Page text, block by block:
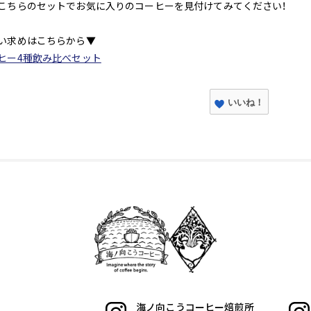
ちらのセットでお気に入りのコーヒーを見付けてみてください！
求めはこちらから▼
ー4種飲み比べセット
いいね！
海ノ向こうコーヒー焙煎所